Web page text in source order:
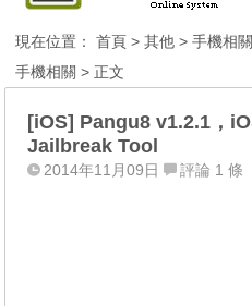
現在位置：首頁 >其他 >手機相關
手機相關 > 正文
[iOS] Pangu8 v1.2.1，
Jailbreak Tool
2014年11月09日 評論 1 條